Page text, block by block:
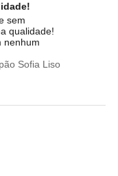
sem
qualidade!
nenhum
Sofia Liso